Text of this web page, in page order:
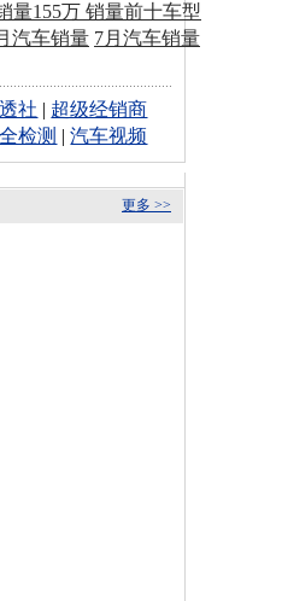
量155万 销量前十车型
汽车销量 7月汽车销量
社 | 超级经销商
检测 |汽车视频
更多 >>